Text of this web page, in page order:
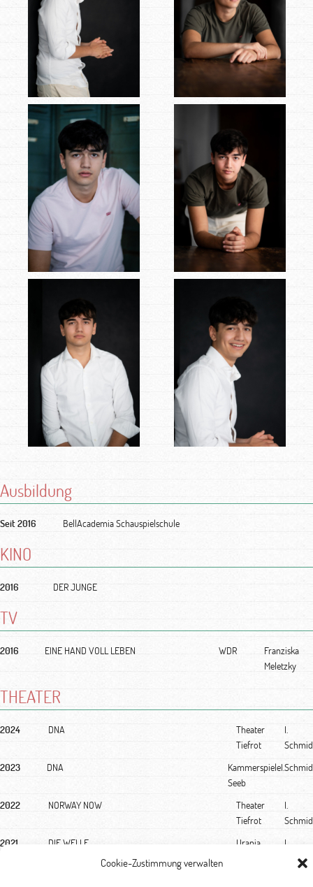
Cookie-Zustimmung verwalten
Ausbildung
Seit 2016 BellAcademia Schauspielschule
KINO
2016 DER JUNGE
TV
2016 EINE HAND VOLL LEBEN WDR
Franziska
Meletzky
THEATER
2024 DNA
Theater
Tiefrot
I.
Schmid
2023
DNA
Kammerspiele
Seeb
I.Schmid
2022 NORWAY NOW
Theater
Tiefrot
I.
Schmid
2021
DIE WELLE
Urania
I.
Schmid